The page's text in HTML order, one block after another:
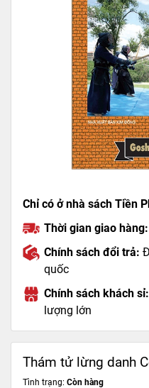
Chỉ có ở nhà sách Tiền
Thời gian giao hàng:
Chính sách đổi trả:
quốc
Chính sách khách sỉ:
lượng lớn
Thám tử lừng danh
Tình trạng: Còn hàng